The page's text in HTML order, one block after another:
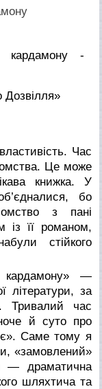
Час
Це може
книжка. У
бо
з пані
із її романом,
стійкого
кардамону» —
літератури, за
Тривалий час
й суто про
Саме тому я
«замовлений»
— драматична
шляхтича та